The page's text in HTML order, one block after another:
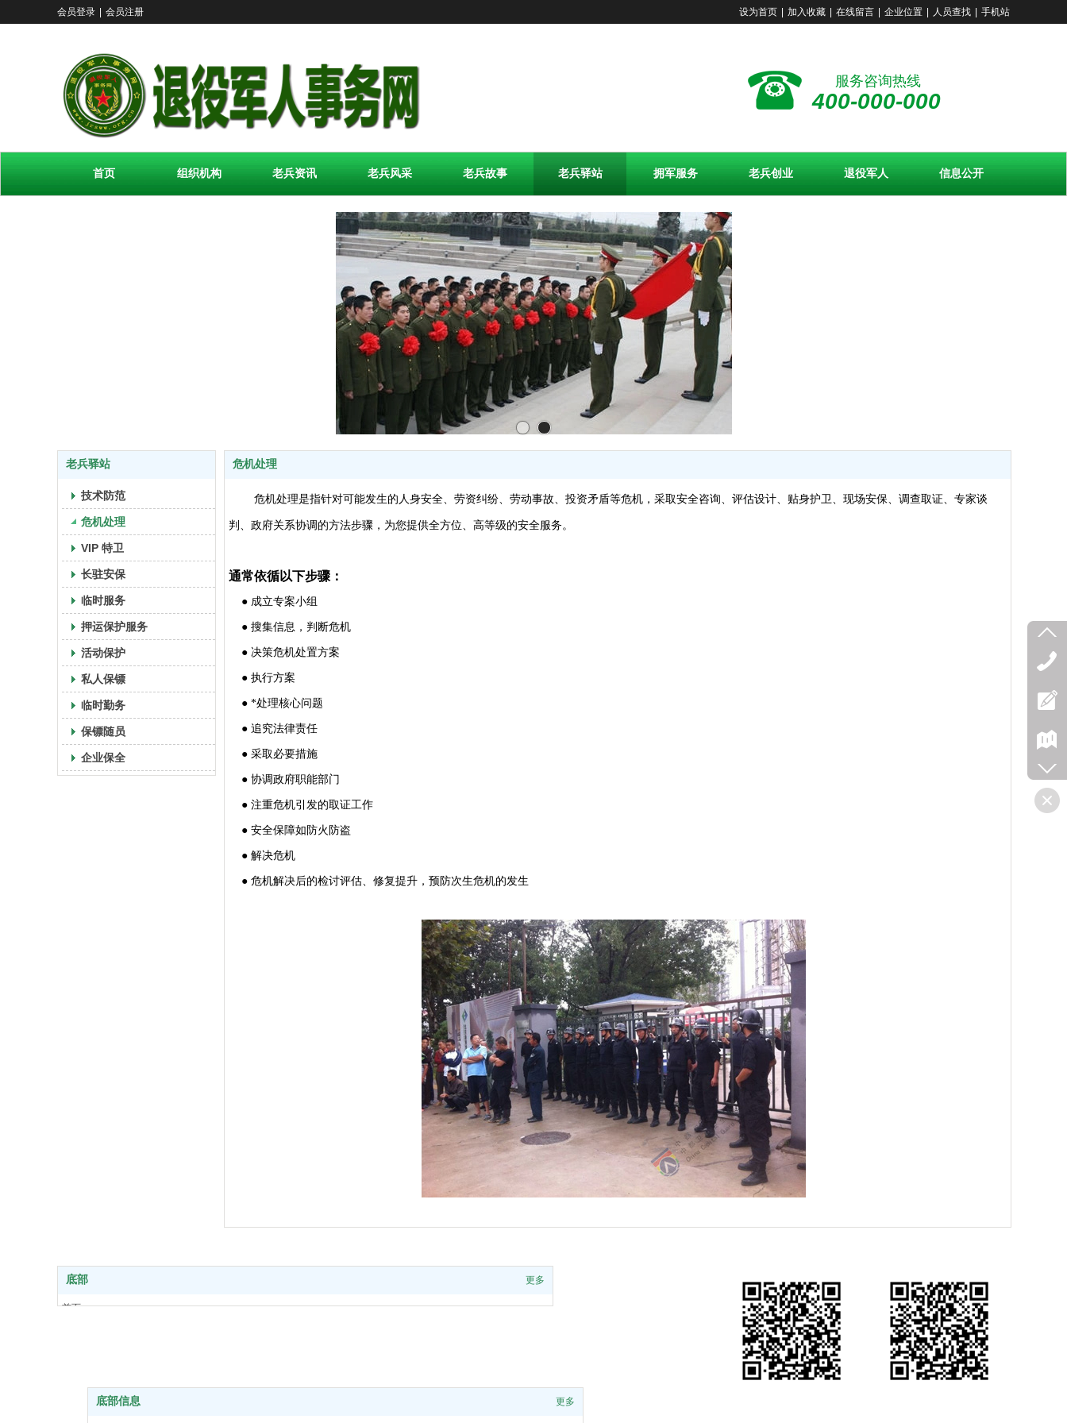
服务咨询热线
400-000-000
会员登录 会员注册 设为首页 加入收藏 在线留言 企业位置 人员查找 手机站
首页 组织机构 老兵资讯 老兵风采 老兵故事 老兵驿站 拥军服务 老兵创业 退役军人 信息公开
老兵驿站
技术防范
危机处理
VIP 特卫
长驻安保
临时服务
押运保护服务
活动保护
私人保镖
临时勤务
保镖随员
企业保全
危机处理
危机处理是指针对可能发生的人身安全、劳资纠纷、劳动事故、投资矛盾等危机，采取安全咨询、评估设计、贴身护卫、现场安保、调查取证、专家谈
判、政府关系协调的方法步骤，为您提供全方位、高等级的安全服务。
通常依循以下步骤：
● 成立专案小组
● 搜集信息，判断危机
● 决策危机处置方案
● 执行方案
● *处理核心问题
● 追究法律责任
● 采取必要措施
● 协调政府职能部门
● 注重危机引发的取证工作
● 安全保障如防火防盗
● 解决危机
● 危机解决后的检讨评估、修复提升，预防次生危机的发生
底部 更多
首页
联系我们底部信息 更多